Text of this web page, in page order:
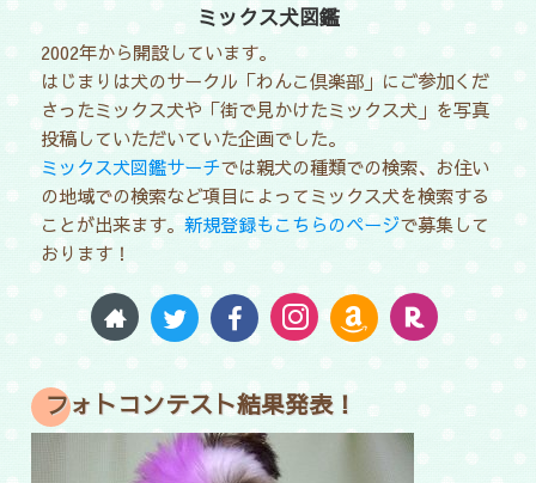
ミックス犬図鑑
2002年から開設しています。
はじまりは犬のサークル「わんこ倶楽部」にご参加くだ
さったミックス犬や「街で見かけたミックス犬」を写真
投稿していただいていた企画でした。
ミックス犬図鑑サーチでは親犬の種類での検索、お住い
の地域での検索など項目によってミックス犬を検索する
ことが出来ます。新規登録もこちらのページで募集して
おります！
フォトコンテスト結果発表！